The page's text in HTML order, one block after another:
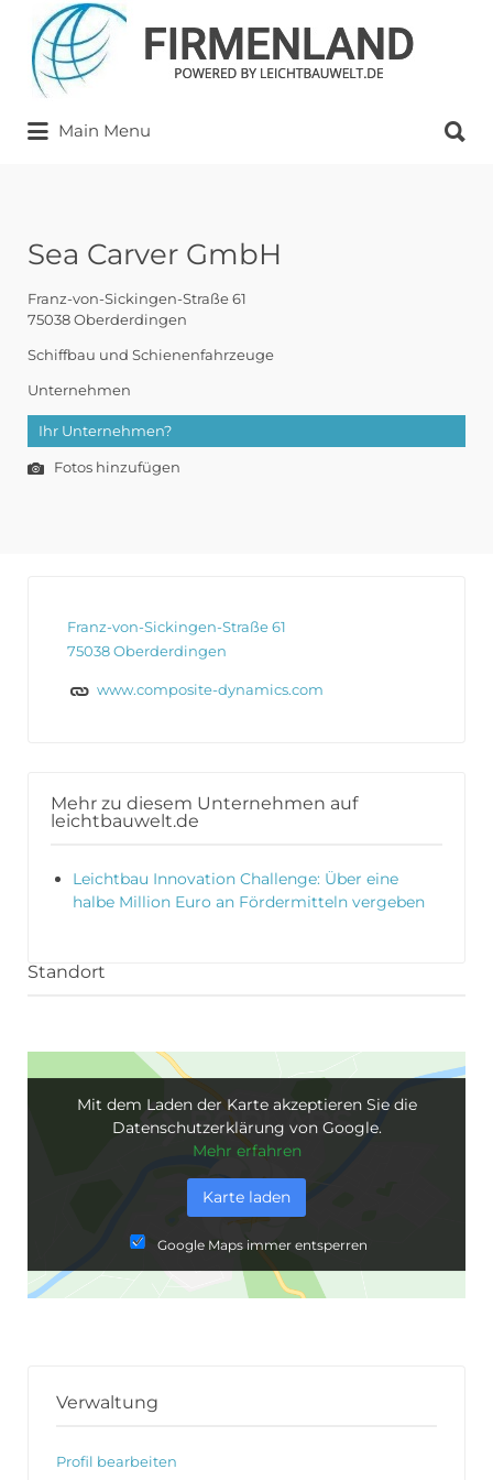
Suchen
nach:
Main Menu
nach:
Sea Carver GmbH
Franz-von-Sickingen-Straße 61
75038 Oberderdingen
Schiffbau und Schienenfahrzeuge
Unternehmen
Ihr Unternehmen?
Fotos hinzufügen
Franz-von-Sickingen-Straße 61
75038 Oberderdingen
www.composite-dynamics.com
Mehr zu diesem Unternehmen auf
leichtbauwelt.de
Leichtbau Innovation Challenge: Über eine
halbe Million Euro an Fördermitteln vergeben
Standort
Mit dem Laden der Karte akzeptieren Sie die
Datenschutzerklärung von Google.
Mehr erfahren
Karte laden
Google Maps immer entsperren
Verwaltung
Profil bearbeiten